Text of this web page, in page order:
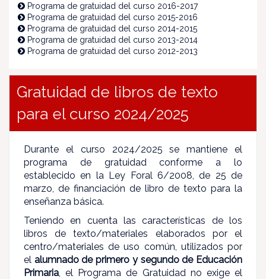
Programa de gratuidad del curso 2016-2017
Programa de gratuidad del curso 2015-2016
Programa de gratuidad del curso 2014-2015
Programa de gratuidad del curso 2013-2014
Programa de gratuidad del curso 2012-2013
Gratuidad de libros de texto
para el curso 2024/2025
Durante el curso 2024/2025 se mantiene el
programa de gratuidad conforme a lo
establecido en la Ley Foral 6/2008, de 25 de
marzo, de financiación de libro de texto para la
enseñanza básica.
Teniendo en cuenta las características de los
libros de texto/materiales elaborados por el
centro/materiales de uso común, utilizados por
el alumnado de primero y segundo de Educación
Primaria, el Programa de Gratuidad no exige el